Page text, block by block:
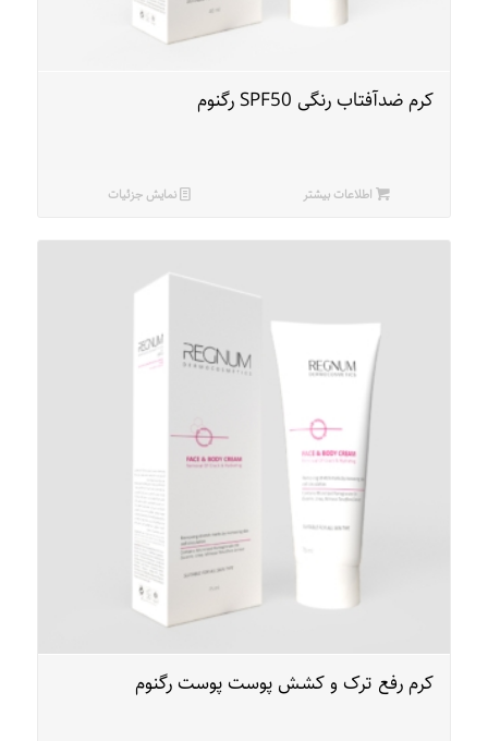
کرم ضدآفتاب رنگی SPF50 رگنوم
اطلاعات بیشتر نمایش جزئیات
کرم رفع ترک و کشش پوست پوست رگنوم